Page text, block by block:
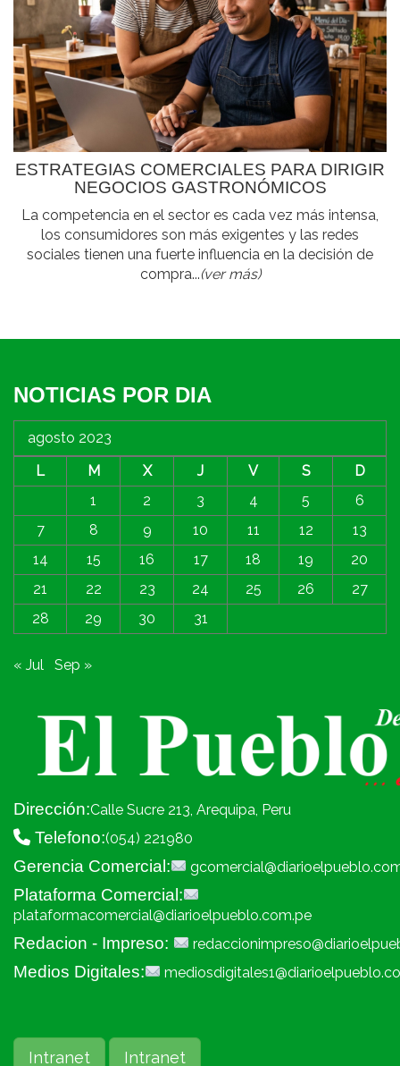
ESTRATEGIAS COMERCIALES PARA DIRIGIR
NEGOCIOS GASTRONÓMICOS
La competencia en el sector es cada vez más intensa,
los consumidores son más exigentes y las redes
sociales tienen una fuerte influencia en la decisión de
compra...(ver más)
NOTICIAS POR DIA
agosto 2023
L
M X J V S
D
1
2 3 4 5
6
7
8 9 10 11 12
13
14
15 16 17 18 19
20
21
22 23 24 25 26
27
28
29 30 31
« Jul Sep »
Dirección:Calle Sucre 213, Arequipa, Peru
Telefono:(054) 221980
Gerencia Comercial:
Plataforma Comercial:
plataformacomercial@diarioelpueblo.com.pe
Redacion - Impreso:
Medios Digitales:
Intranet Intranet